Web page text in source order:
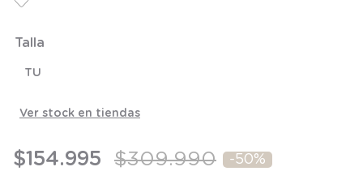
Talla
TU
Ver stock en tiendas
$154.995 $309.990 -50%
7.
8.